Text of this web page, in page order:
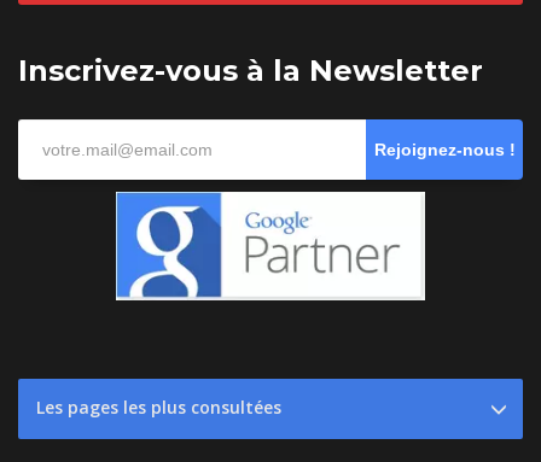
Inscrivez-vous à la Newsletter
Rejoignez-nous !
Les pages les plus consultées